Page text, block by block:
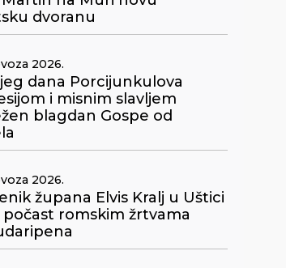
dvoranu
2026.
dana Porcijunkulova
i misnim slavljem
blagdan Gospe od
2026.
župana Elvis Kralj u Uštici
počast romskim žrtvama